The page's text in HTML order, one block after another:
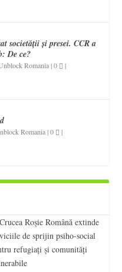
societății și presei. CCR a
De ce?
Romania|0 |
Romania|0 |